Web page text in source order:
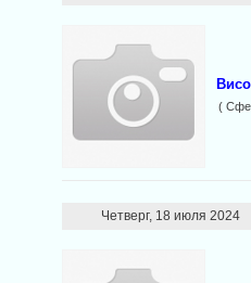
(
Четверг, 18 июля 2024